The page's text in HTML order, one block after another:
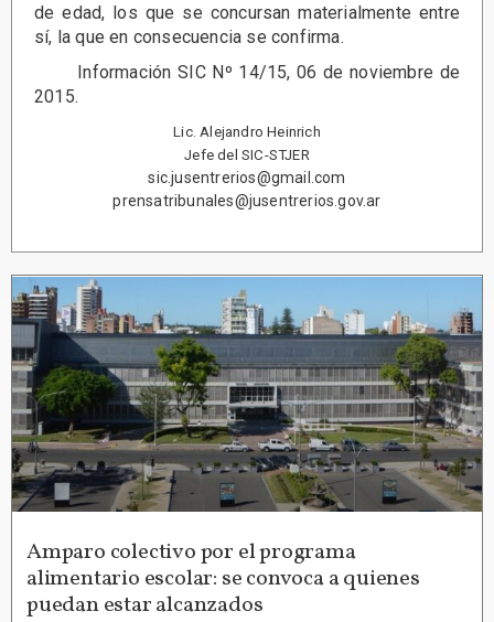
de edad, los que se concursan materialmente entre
sí, la que en consecuencia se confirma.
Información SIC Nº 14/15, 06 de noviembre de
2015.
Lic. Alejandro Heinrich
Jefe del SIC-STJER
sic.jusentrerios@gmail.com
prensatribunales@jusentrerios.gov.ar
Amparo colectivo por el programa
alimentario escolar: se convoca a quienes
puedan estar alcanzados